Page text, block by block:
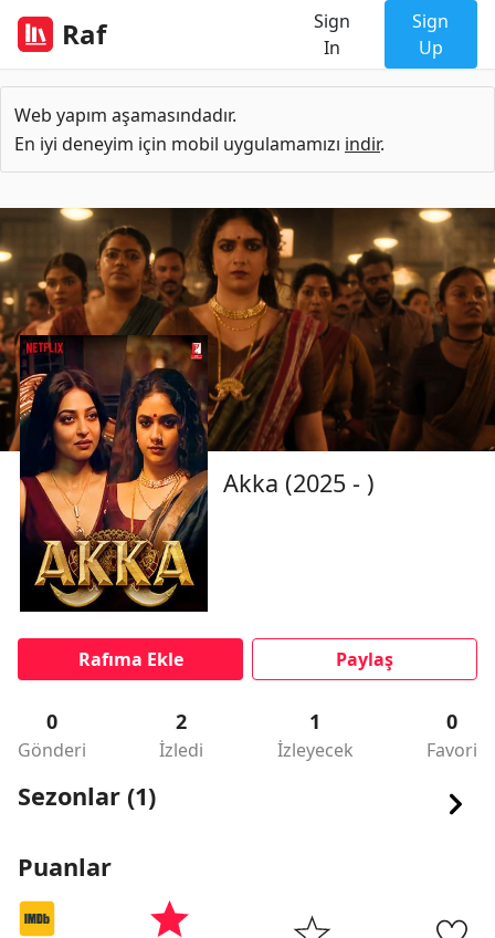
Raf
Sign
In
Sign
Up
Web yapım aşamasındadır.
En iyi deneyim için mobil uygulamamızı indir.
Akka (2025 - )
Rafıma Ekle Paylaş
0
Gönderi
2
İzledi
1
İzleyecek
0
Favori
Sezonlar (1)
Puanlar